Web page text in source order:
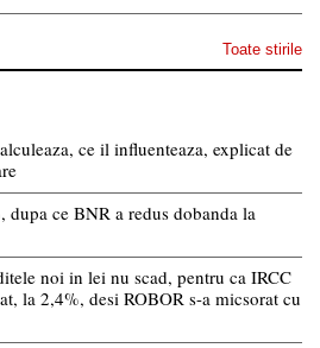
Toate stirile
ce il influenteaza, explicat de
dupa ce BNR a redus dobanda la
noi in lei nu scad, pentru ca IRCC
la 2,4%, desi ROBOR s-a micsorat cu